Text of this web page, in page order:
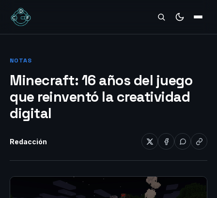
REVIEWS
NOTAS
Minecraft: 16 años del juego
que reinventó la creatividad
digital
Redacción